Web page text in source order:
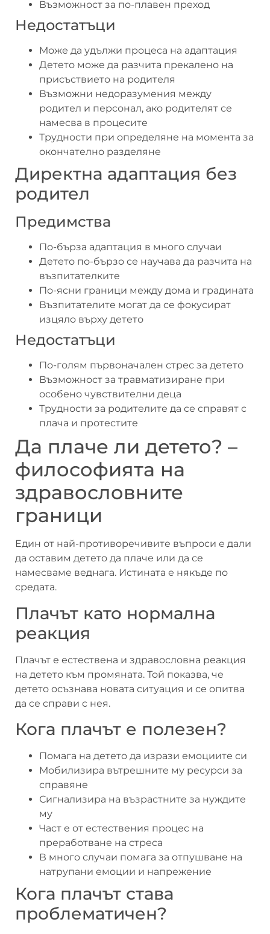
Възможност за по-плавен преход
Недостатъци
Може да удължи процеса на адаптация
Детето може да разчита прекалено на
присъствието на родителя
Възможни недоразумения между
родител и персонал, ако родителят се
намесва в процесите
Трудности при определяне на момента за
окончателно разделяне
Директна адаптация без
родител
Предимства
По-бърза адаптация в много случаи
Детето по-бързо се научава да разчита на
възпитателките
По-ясни граници между дома и градината
Възпитателите могат да се фокусират
изцяло върху детето
Недостатъци
По-голям първоначален стрес за детето
Възможност за травматизиране при
особено чувствителни деца
Трудности за родителите да се справят с
плача и протестите
Да плаче ли детето? –
философията на
здравословните
граници
Един от най-противоречивите въпроси е дали
да оставим детето да плаче или да се
намесваме веднага. Истината е някъде по
средата.
Плачът като нормална
реакция
Плачът е естествена и здравословна реакция
на детето към промяната. Той показва, че
детето осъзнава новата ситуация и се опитва
да се справи с нея.
Кога плачът е полезен?
Помага на детето да изрази емоциите си
Мобилизира вътрешните му ресурси за
справяне
Сигнализира на възрастните за нуждите
му
Част е от естествения процес на
преработване на стреса
В много случаи помага за отпушване на
натрупани емоции и напрежение
Кога плачът става
проблематичен?